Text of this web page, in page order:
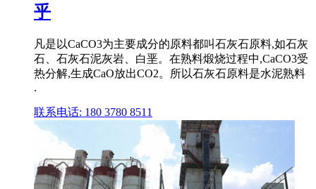
乎
凡是以CaCO3为主要成分的原料都叫石灰石原料,如石灰
石、石灰石泥灰岩、白垩。在熟料煅烧过程中,CaCO3受
热分解,生成CaO放出CO2。所以石灰石原料是水泥熟料
.
联系电话: 180 3780 8511